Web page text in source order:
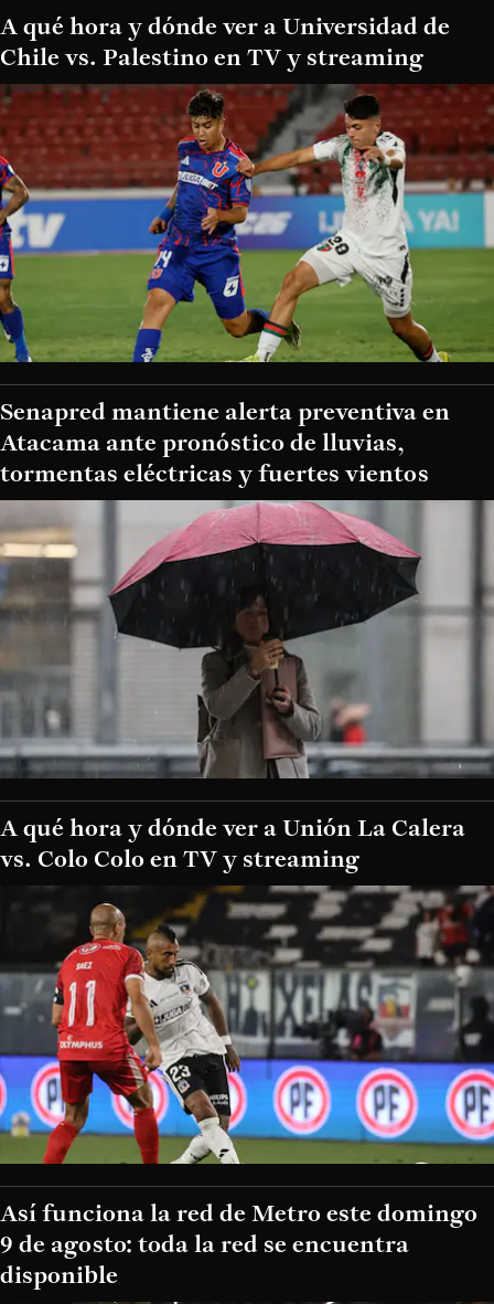
A qué hora y dónde ver a Universidad de
Chile vs. Palestino en TV y streaming
Senapred mantiene alerta preventiva en
Atacama ante pronóstico de lluvias,
tormentas eléctricas y fuertes vientos
A qué hora y dónde ver a Unión La Calera
vs. Colo Colo en TV y streaming
Así funciona la red de Metro este domingo
9 de agosto: toda la red se encuentra
disponible